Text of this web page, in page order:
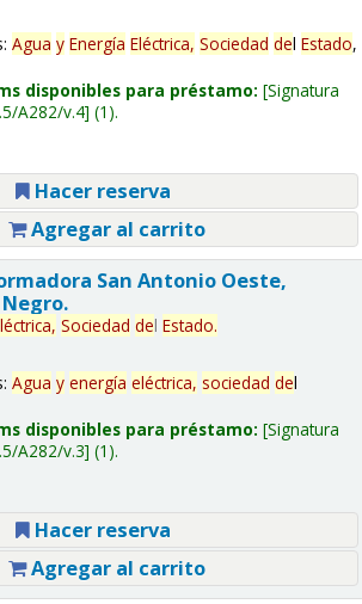
Agua y Energía Eléctrica, Sociedad del Estado,
disponibles para préstamo: Signatura
A282/v.4 (1).
Hacer reserva
Agregar al carrito
San Antonio Oeste,
Sociedad del Estado.
Agua y energía eléctrica, sociedad del
disponibles para préstamo: Signatura
A282/v.3 (1).
Hacer reserva
Agregar al carrito